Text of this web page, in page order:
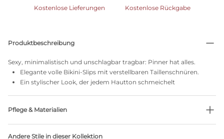
Kostenlose Lieferungen Kostenlose Rückgabe
Produktbeschreibung
Sexy, minimalistisch und unschlagbar tragbar: Pinner hat alles.
Elegante volle Bikini-Slips mit verstellbaren Taillenschnüren.
Ein stylischer Look, der jedem Hautton schmeichelt
Pflege & Materialien
Andere Stile in dieser Kollektion